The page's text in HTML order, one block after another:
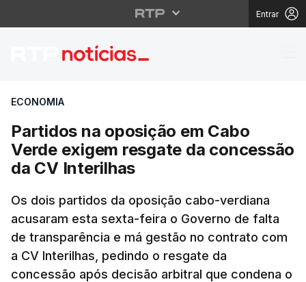
Entrar
Partidos na oposição
ECONOMIA
Partidos na oposição em Cabo
Verde exigem resgate da concessão
da CV Interilhas
Os dois partidos da oposição cabo-verdiana
acusaram esta sexta-feira o Governo de falta
de transparência e má gestão no contrato com
a CV Interilhas, pedindo o resgate da
concessão após decisão arbitral que condena o